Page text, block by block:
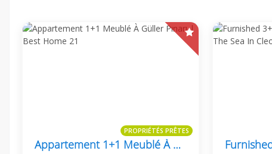
PROPRIÉTÉS PRÊTES
Appartement 1+1 Meublé À Güller Pınarı | Best Home 21